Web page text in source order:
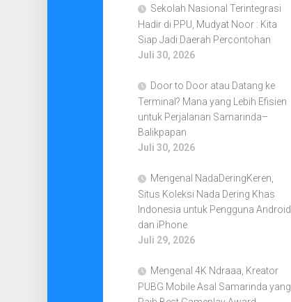
Sekolah Nasional Terintegrasi
Hadir di PPU, Mudyat Noor : Kita
Siap Jadi Daerah Percontohan
Juli 30, 2026
Door to Door atau Datang ke
Terminal? Mana yang Lebih Efisien
untuk Perjalanan Samarinda–
Balikpapan
Juli 30, 2026
Mengenal NadaDeringKeren,
Situs Koleksi Nada Dering Khas
Indonesia untuk Pengguna Android
dan iPhone
Juli 29, 2026
Mengenal 4K Ndraaa, Kreator
PUBG Mobile Asal Samarinda yang